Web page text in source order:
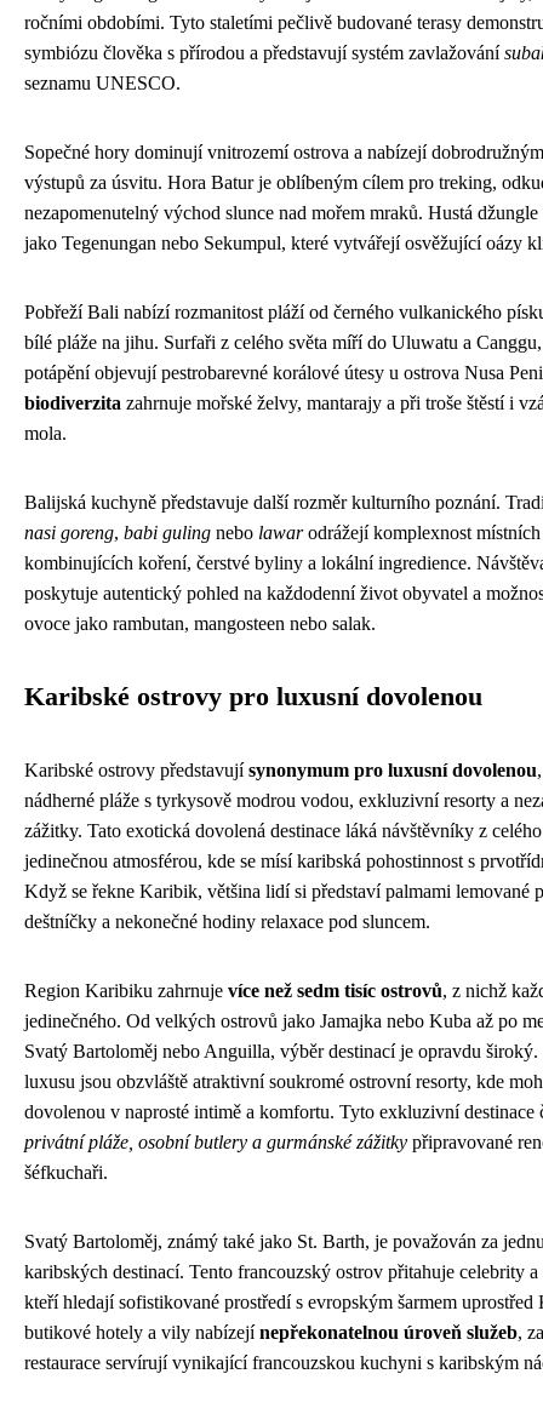
ročními obdobími. Tyto staletími pečlivě budované terasy
symbiózu člověka s přírodou a představují systém zavlažování
seznamu UNESCO.
Sopečné hory dominují vnitrozemí ostrova a nabízejí
výstupů za úsvitu. Hora Batur je oblíbeným cílem pro treking,
nezapomenutelný východ slunce nad mořem mraků. Hustá
jako Tegenungan nebo Sekumpul, které vytvářejí osvěžující oázy
Pobřeží Bali nabízí rozmanitost pláží od černého vulkanického
bílé pláže na jihu. Surfaři z celého světa míří do Uluwatu a
potápění objevují pestrobarevné korálové útesy u ostrova Nusa
biodiverzita zahrnuje mořské želvy, mantarajy a při troše štěstí i
mola.
Balijská kuchyně představuje další rozměr kulturního poznání.
nasi goreng, babi guling nebo lawarodrážejí komplexnost
kombinujících koření, čerstvé byliny a lokální ingredience.
poskytuje autentický pohled na každodenní život obyvatel a
ovoce jako rambutan, mangosteen nebo salak.
Karibské ostrovy pro luxusní dovolenou
Karibské ostrovy představujísynonymum pro luxusní dovolenou
nádherné pláže s tyrkysově modrou vodou, exkluzivní resorty a
zážitky. Tato exotická dovolená destinace láká návštěvníky z
jedinečnou atmosférou, kde se mísí karibská pohostinnost s
Když se řekne Karibik, většina lidí si představí palmami lemované
deštníčky a nekonečné hodiny relaxace pod sluncem.
Region Karibiku zahrnuje více než sedm tisíc ostrovů, z nichž
jedinečného. Od velkých ostrovů jako Jamajka nebo Kuba až po
Svatý Bartoloměj nebo Anguilla, výběr destinací je opravdu
luxusu jsou obzvláště atraktivní soukromé ostrovní resorty, kde
dovolenou v naprosté intimě a komfortu. Tyto exkluzivní destinace
privátní pláže, osobní butlery a gurmánské zážitky připravované
šéfkuchaři.
Svatý Bartoloměj, známý také jako St. Barth, je považován za
karibských destinací. Tento francouzský ostrov přitahuje celebrity a
kteří hledají sofistikované prostředí s evropským šarmem
butikové hotely a vily nabízejínepřekonatelnou úroveň služeb,
restaurace servírují vynikající francouzskou kuchyni s karibským